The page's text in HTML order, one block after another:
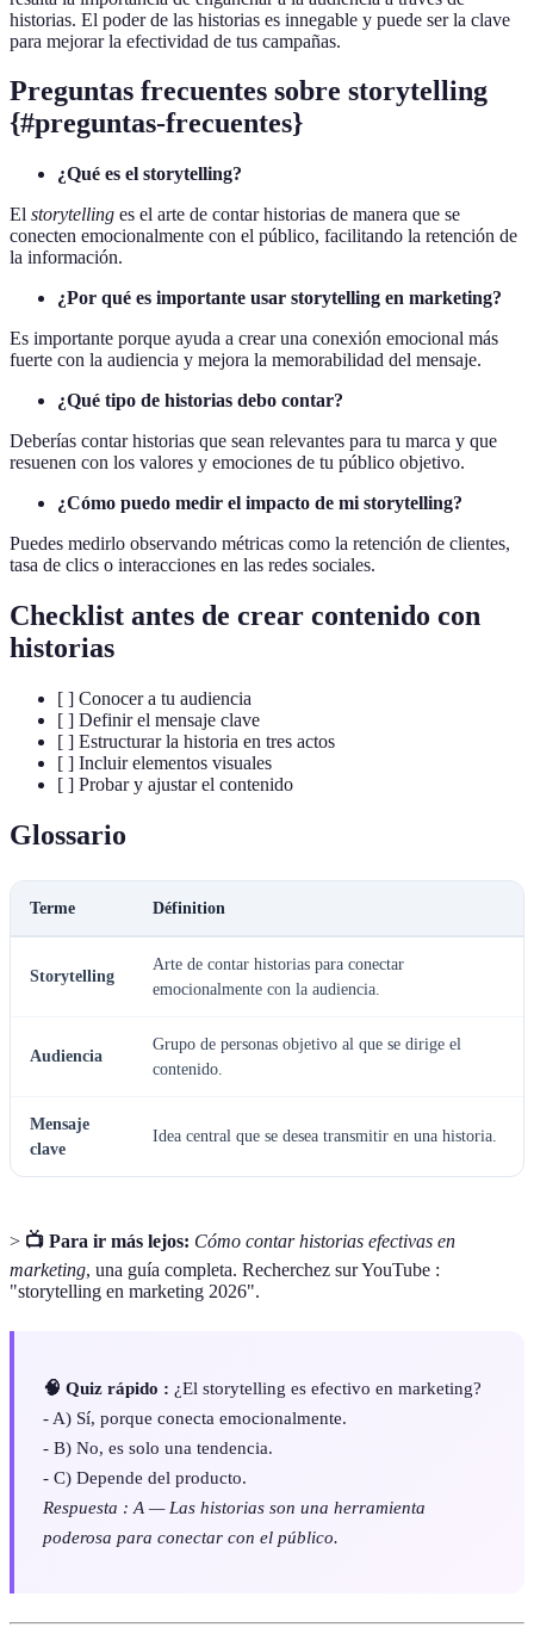
historias. El poder de las historias es innegable y puede ser la clave
para mejorar la efectividad de tus campañas.
Preguntas frecuentes sobre storytelling
{#preguntas-frecuentes}
¿Qué es el storytelling?
El storytelling es el arte de contar historias de manera que se
conecten emocionalmente con el público, facilitando la retención de
la información.
¿Por qué es importante usar storytelling en marketing?
Es importante porque ayuda a crear una conexión emocional más
fuerte con la audiencia y mejora la memorabilidad del mensaje.
¿Qué tipo de historias debo contar?
Deberías contar historias que sean relevantes para tu marca y que
resuenen con los valores y emociones de tu público objetivo.
¿Cómo puedo medir el impacto de mi storytelling?
Puedes medirlo observando métricas como la retención de clientes,
tasa de clics o interacciones en las redes sociales.
Checklist antes de crear contenido con
historias
[ ] Conocer a tu audiencia
[ ] Definir el mensaje clave
[ ] Estructurar la historia en tres actos
[ ] Incluir elementos visuales
[ ] Probar y ajustar el contenido
Glossario
Terme Définition
Storytelling
Arte de contar historias para conectar
emocionalmente con la audiencia.
Audiencia
Grupo de personas objetivo al que se dirige el
contenido.
Mensaje
clave
Idea central que se desea transmitir en una historia.
> 📺 Para ir más lejos: Cómo contar historias efectivas en
marketing, una guía completa. Recherchez sur YouTube :
"storytelling en marketing 2026".
🧠 Quiz rápido : ¿El storytelling es efectivo en marketing?
- A) Sí, porque conecta emocionalmente.
- B) No, es solo una tendencia.
- C) Depende del producto.
Respuesta : A — Las historias son una herramienta
poderosa para conectar con el público.